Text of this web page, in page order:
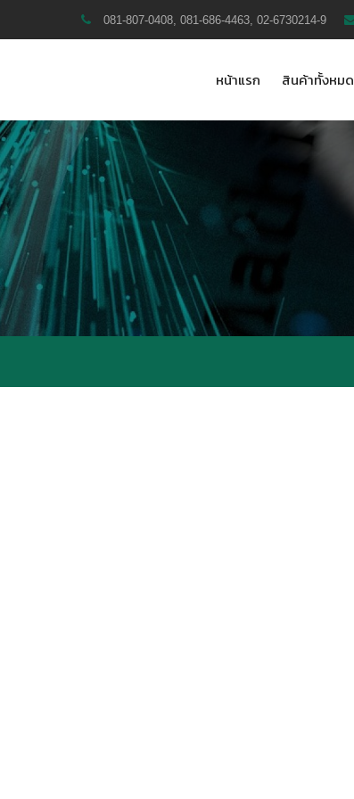
081-807-0408, 081-686-4463, 02-6730214-9
หน้าแรก สินค้าทั้งหมด